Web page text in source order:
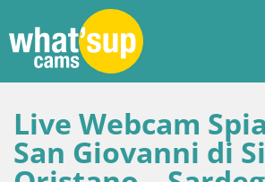
Live Webcam
San Giovanni di